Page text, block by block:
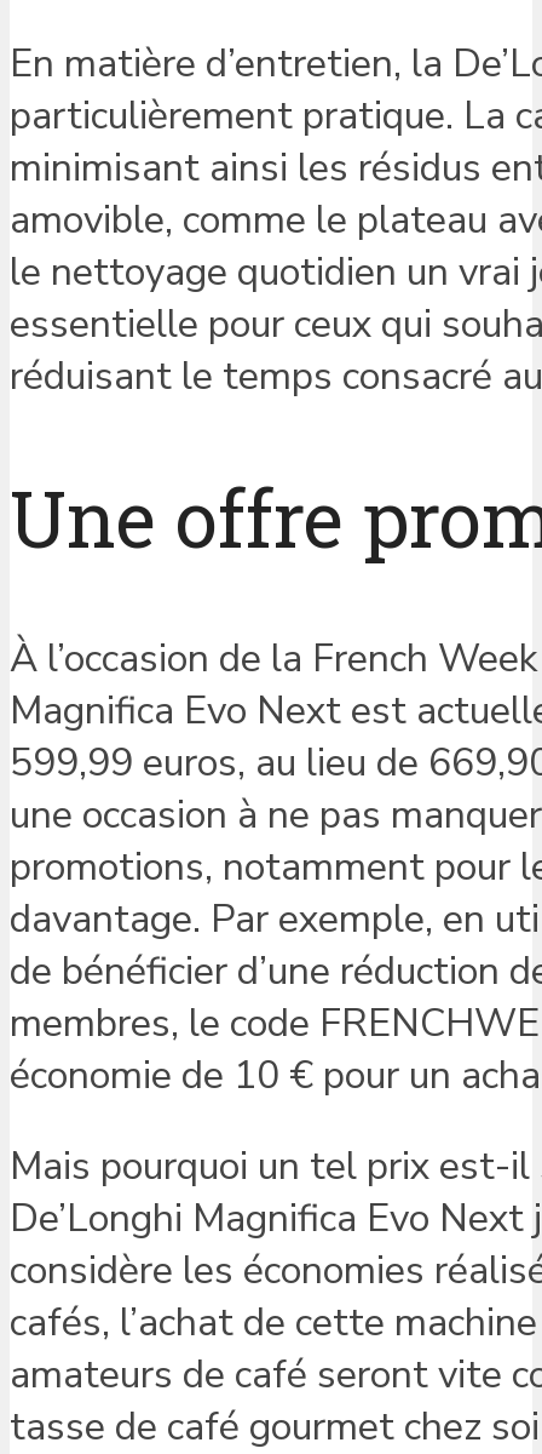
En matière d’entretien, la
particulièrement pratique. La
minimisant ainsi les résidus
amovible, comme le plateau
le nettoyage quotidien un vrai
essentielle pour ceux qui
réduisant le temps consacré
Une offre
À l’occasion de la French
Magnifica Evo Next est
599,99 euros, au lieu de
une occasion à ne pas
promotions, notamment pour
davantage. Par exemple, en
de bénéficier d’une réduction
membres, le code
économie de 10 € pour un
Mais pourquoi un tel prix est-
De’Longhi Magnifica Evo
considère les économies
cafés, l’achat de cette
amateurs de café seront vite
tasse de café gourmet chez